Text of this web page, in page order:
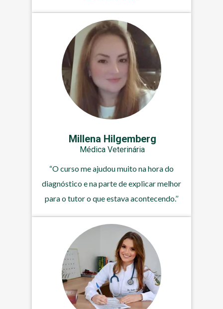
“O curso me ajudou muito na hora do
diagnóstico e na parte de explicar melhor
para o tutor o que estava acontecendo.’’
Médica Veterinária
Millena Hilgemberg